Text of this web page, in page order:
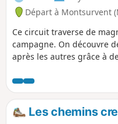
Départ à Montsurvent
Ce circuit traverse de
campagne. On découvre
après les autres grâce à
Les chemins